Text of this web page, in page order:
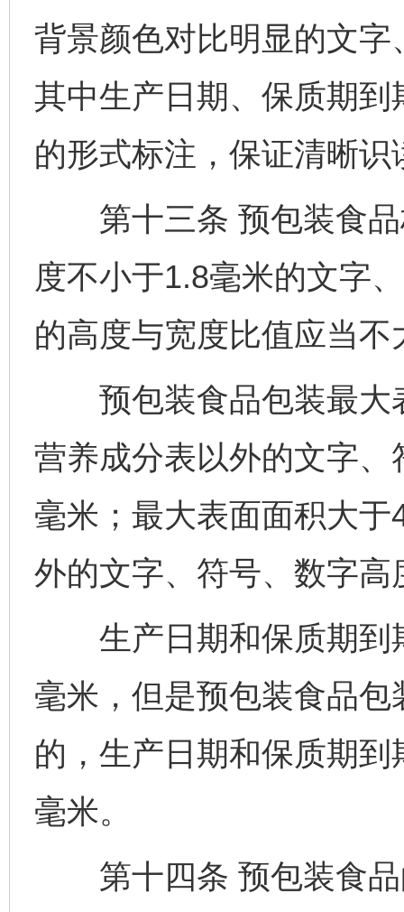
背景颜色对比明显的文
其中生产日期、保质期
的形式标注，保证清晰识
第十三条 预包装食品
度不小于1.8毫米的文字
的高度与宽度比值应当不
预包装食品包装最大
营养成分表以外的文字
毫米；最大表面面积大
外的文字、符号、数字
生产日期和保质期到
毫米，但是预包装食品
的，生产日期和保质期
毫米。
第十四条 预包装食品